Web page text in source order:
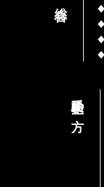
受験生の方